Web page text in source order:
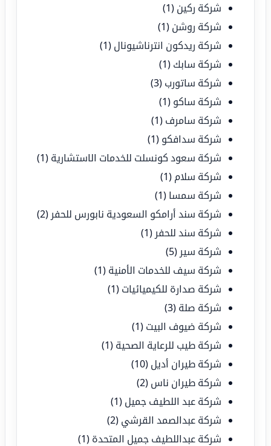
شركة ركين (1)
شركة روشن (1)
شركة ريدكون انترناشيونال (1)
شركة سابك (1)
شركة ساتورب (3)
شركة ساكو (1)
شركة سامرف (1)
شركة سدافكو (1)
شركة سعود كونسلت للخدمات الاستشارية (1)
شركة سلام (1)
شركة سمسا (1)
شركة سند أرامكو السعودية نابورس للحفر (2)
شركة سند للحفر (1)
شركة سير (5)
شركة سيف للخدمات الأمنية (1)
شركة صدارة للكيميائيات (1)
شركة صلة (3)
شركة ضيوف البيت (1)
شركة طيب للرعاية الصحية (1)
شركة طيران أديل (10)
شركة طيران ناس (2)
شركة عبد اللطيف جميل (1)
شركة عبدالصمد القرشي (2)
شركة عبداللطيف جميل المتحدة (1)